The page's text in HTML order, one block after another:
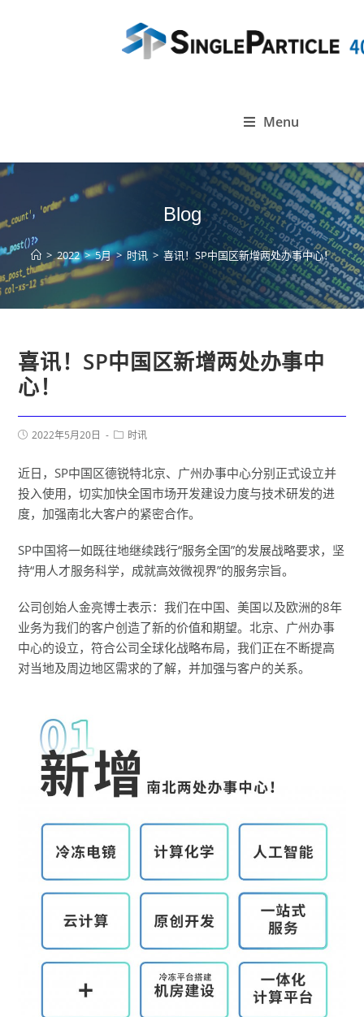
Menu
Blog
> 2022 > 5月 > 时讯 > 喜讯！SP中国区新增两处办事中心！
喜讯！SP中国区新增两处办事中
心！
2022年5月20日 时讯
近日，SP中国区德锐特北京、广州办事中心分别正式设立并
投入使用，切实加快全国市场开发建设力度与技术研发的进
度，加强南北大客户的紧密合作。
SP中国将一如既往地继续践行“服务全国”的发展战略要求，坚
持“用人才服务科学，成就高效微视界”的服务宗旨。
公司创始人金亮博士表示：我们在中国、美国以及欧洲的8年
业务为我们的客户创造了新的价值和期望。北京、广州办事
中心的设立，符合公司全球化战略布局，我们正在不断提高
对当地及周边地区需求的了解，并加强与客户的关系。